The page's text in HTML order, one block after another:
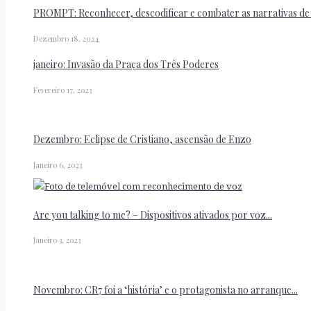
PROMPT: Reconhecer, descodificar e combater as narrativas
Dezembro 18, 2024
janeiro: Invasão da Praça dos Três Poderes
Fevereiro 17, 2023
Dezembro: Eclipse de Cristiano, ascensão de Enzo
Janeiro 6, 2023
Are you talking to me? – Dispositivos ativados por voz...
Janeiro 3, 2023
Novembro: CR7 foi a ‘história’ e o protagonista no arranque...